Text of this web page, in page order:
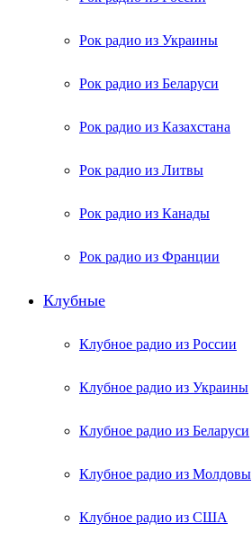
Рок радио из Украины
Рок радио из Беларуси
Рок радио из Казахстана
Рок радио из Литвы
Рок радио из Канады
Рок радио из Франции
Клубные
Клубное радио из России
Клубное радио из Украины
Клубное радио из Беларуси
Клубное радио из Молдовы
Клубное радио из США